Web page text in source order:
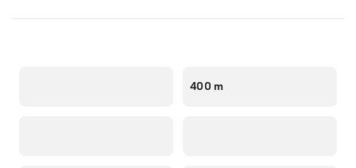
400 m